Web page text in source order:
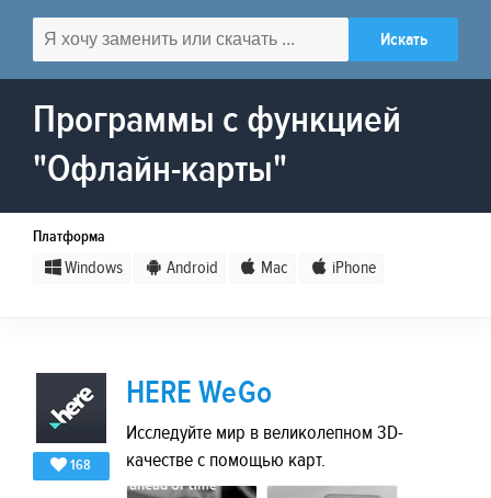
Программы с функцией
"Офлайн-карты"
Платформа
Windows Android Mac iPhone
168
HERE WeGo
Исследуйте мир в великолепном 3D-
качестве с помощью карт.